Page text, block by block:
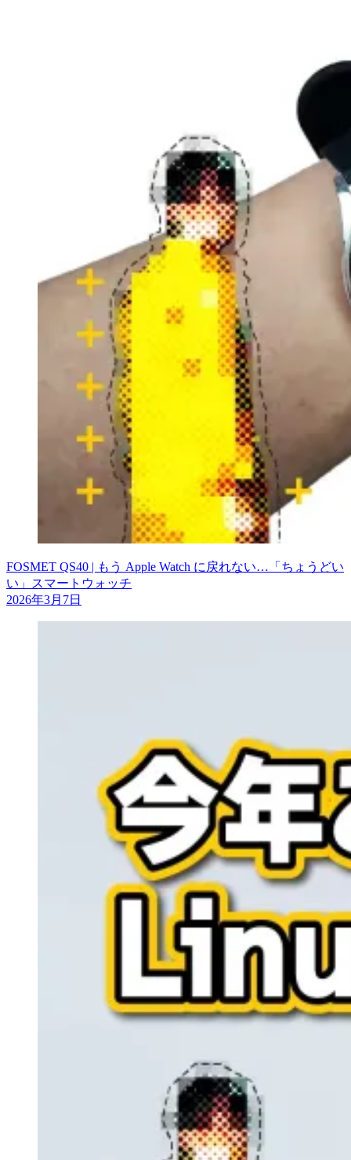
FOSMET QS40 | もう Apple Watch に戻れない…「ちょうどい
い」スマートウォッチ
2026年3月7日